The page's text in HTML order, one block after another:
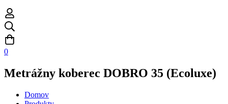
0
Metrážny koberec DOBRO 35 (Ecoluxe)
Domov